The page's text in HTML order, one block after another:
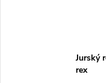
Jurský
rex